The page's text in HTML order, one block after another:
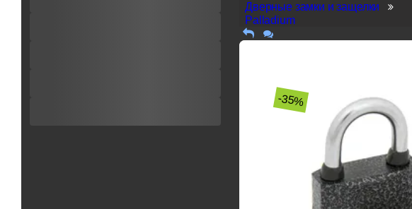
Дверные замки и защелки
Palladium
-35%